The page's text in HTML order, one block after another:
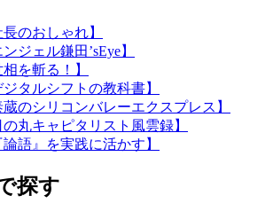
のおしゃれ】
ジェル鎌田’sEye】
を斬る！】
タルシフトの教科書】
のシリコンバレーエクスプレス】
丸キャピタリスト風雲録】
語』を実践に活かす】
探す